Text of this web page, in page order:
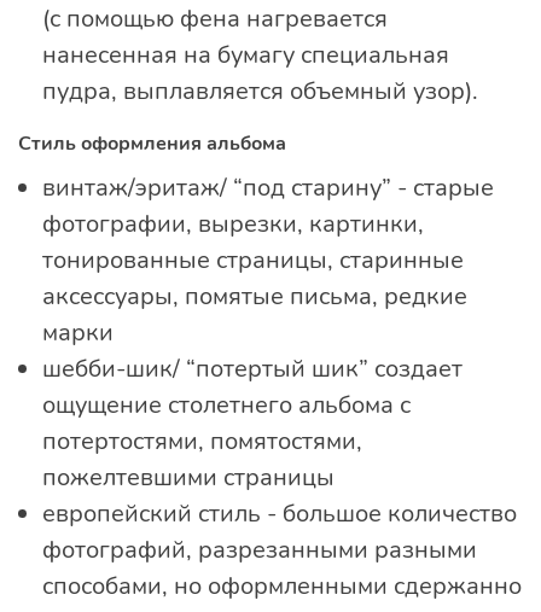
(с помощью фена нагревается
нанесенная на бумагу специальная
пудра, выплавляется объемный узор).
Стиль оформления альбома
винтаж/эритаж/ “под старину” - старые
фотографии, вырезки, картинки,
тонированные страницы, старинные
аксессуары, помятые письма, редкие
марки
шебби-шик/ “потертый шик” создает
ощущение столетнего альбома с
потертостями, помятостями,
пожелтевшими страницы
европейский стиль - большое количество
фотографий, разрезанными разными
способами, но оформленными сдержанно